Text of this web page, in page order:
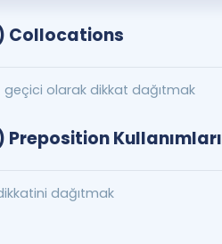
Collocations
geçici olarak dikkat dağıtmak
Kullanımları
dağıtmak